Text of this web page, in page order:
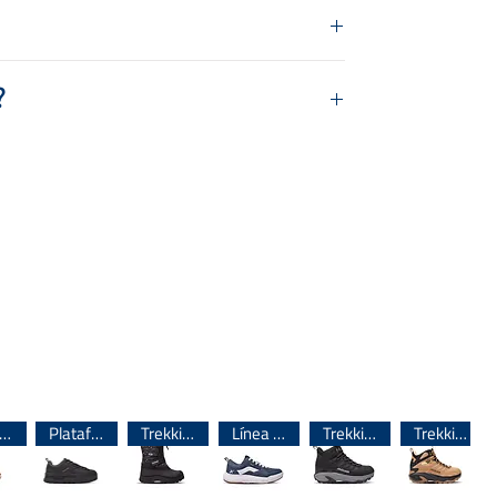
Línea importada 🌎 Plataforma Trekking Línea importada 🌎 Trekking Trekking